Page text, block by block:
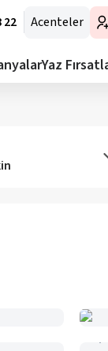
22 Acenteler
Yaz